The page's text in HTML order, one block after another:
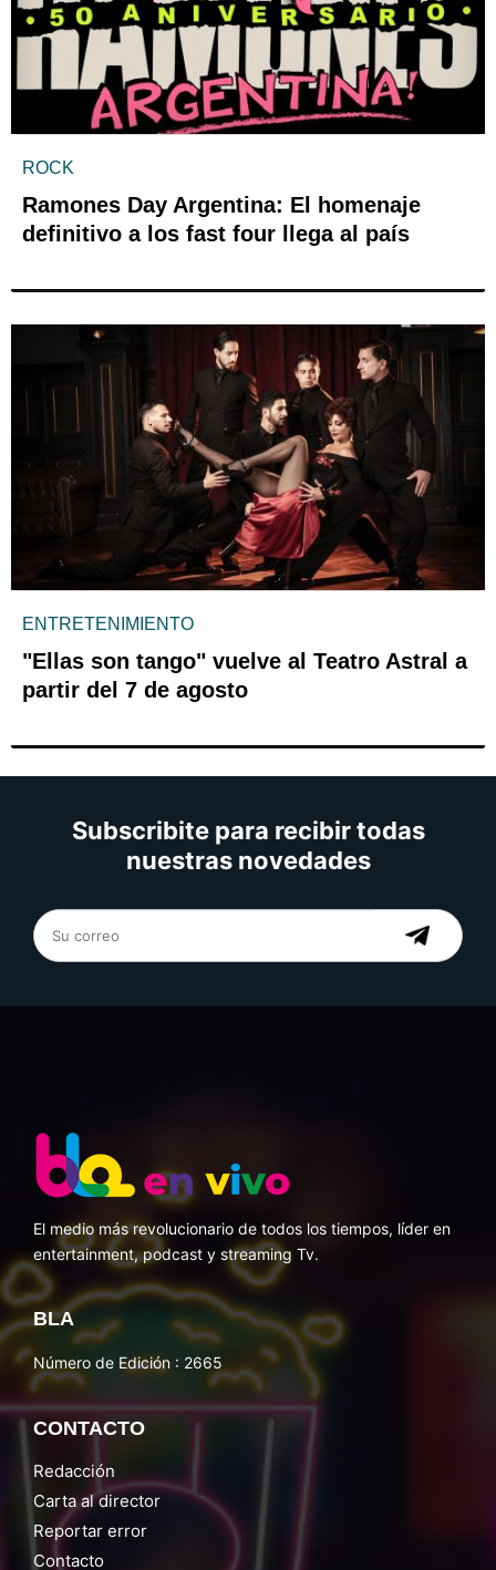
ROCK
Ramones Day Argentina: El homenaje
definitivo a los fast four llega al país
ENTRETENIMIENTO
"Ellas son tango" vuelve al Teatro Astral a
partir del 7 de agosto
Subscribite para recibir todas
nuestras novedades
El medio más revolucionario de todos los tiempos, líder en
entertainment, podcast y streaming Tv.
BLA
Número de Edición : 2665
CONTACTO
Redacción
Carta al director
Reportar error
Contacto